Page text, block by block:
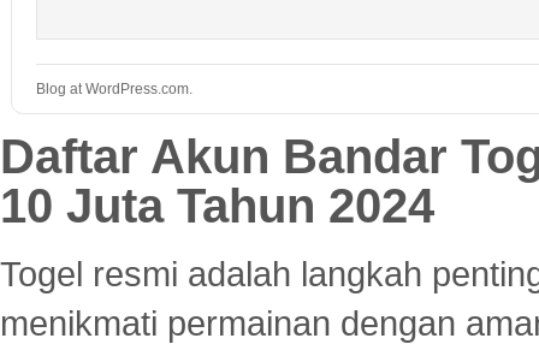
Blog at WordPress.com.
Daftar Akun Bandar
10 Juta Tahun 2024
Togel resmi adalah langkah
menikmati permainan dengan